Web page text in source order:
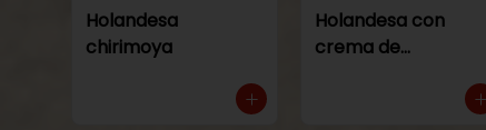
Holandesa
chirimoya
Holandesa con
crema de